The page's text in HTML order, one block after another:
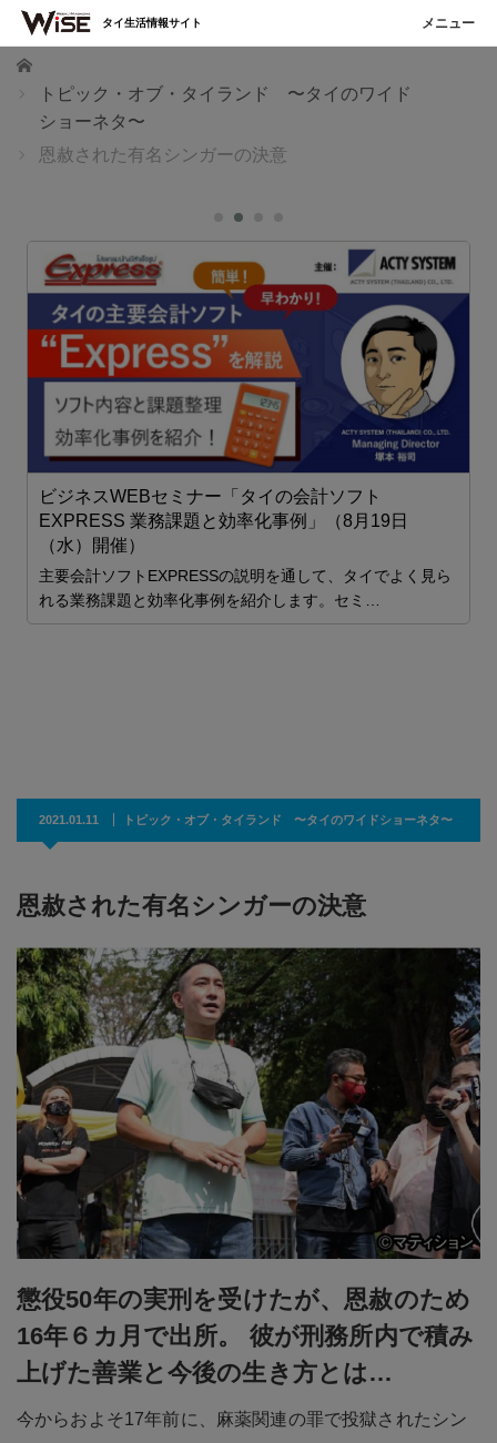
ホーム
トピック・オブ・タイランド 〜タイのワイド
ショーネタ〜
恩赦された有名シンガーの決意
ビジネスWEBセミナー「タイの会計ソフト
EXPRESS 業務課題と効率化事例」（8月19日
（水）開催）
主要会計ソフトEXPRESSの説明を通して、タイでよく見ら
れる業務課題と効率化事例を紹介します。セミ…
2021.01.11 トピック・オブ・タイランド 〜タイのワイドショーネタ〜
恩赦された有名シンガーの決意
懲役50年の実刑を受けたが、恩赦のため
16年６カ月で出所。 彼が刑務所内で積み
上げた善業と今後の生き方とは…
今からおよそ17年前に、麻薬関連の罪で投獄されたシン
タイ生活情報サイト